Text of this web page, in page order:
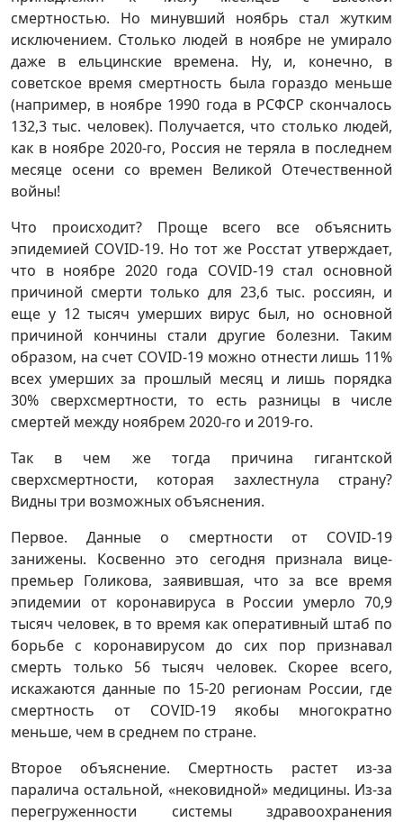
смертностью. Но минувший ноябрь стал жутким
исключением. Столько людей в ноябре не умирало
даже в ельцинские времена. Ну, и, конечно, в
советское время смертность была гораздо меньше
(например, в ноябре 1990 года в РСФСР скончалось
132,3 тыс. человек). Получается, что столько людей,
как в ноябре 2020-го, Россия не теряла в последнем
месяце осени со времен Великой Отечественной
войны!
Что происходит? Проще всего все объяснить
эпидемией COVID-19. Но тот же Росстат утверждает,
что в ноябре 2020 года COVID-19 стал основной
причиной смерти только для 23,6 тыс. россиян, и
еще у 12 тысяч умерших вирус был, но основной
причиной кончины стали другие болезни. Таким
образом, на счет COVID-19 можно отнести лишь 11%
всех умерших за прошлый месяц и лишь порядка
30% сверхсмертности, то есть разницы в числе
смертей между ноябрем 2020-го и 2019-го.
Так в чем же тогда причина гигантской
сверхсмертности, которая захлестнула страну?
Видны три возможных объяснения.
Первое. Данные о смертности от COVID-19
занижены. Косвенно это сегодня признала вице-
премьер Голикова, заявившая, что за все время
эпидемии от коронавируса в России умерло 70,9
тысяч человек, в то время как оперативный штаб по
борьбе с коронавирусом до сих пор признавал
смерть только 56 тысяч человек. Скорее всего,
искажаются данные по 15-20 регионам России, где
смертность от COVID-19 якобы многократно
меньше, чем в среднем по стране.
Второе объяснение. Смертность растет из-за
паралича остальной, «нековидной» медицины. Из-за
перегруженности системы здравоохранения